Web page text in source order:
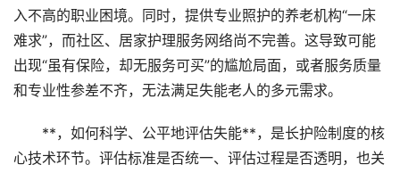
入不高的职业困境。同时，提供专业照护的养老机构“一床
难求”，而社区、居家护理服务网络尚不完善。这导致可能
出现“虽有保险，却无服务可买”的尴尬局面，或者服务质量
和专业性参差不齐，无法满足失能老人的多元需求。
**，如何科学、公平地评估失能**，是长护险制度的核
心技术环节。评估标准是否统一、评估过程是否透明，也关